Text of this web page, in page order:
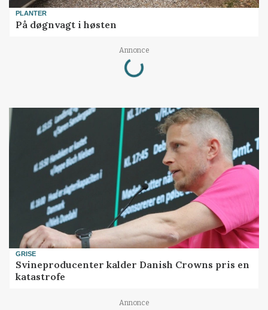
PLANTER
På døgnvagt i høsten
Annonce
Loading...
GRISE
Svineproducenter kalder Danish Crowns pris en
katastrofe
Annonce